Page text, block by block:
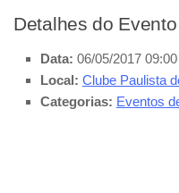
Detalhes do Evento
Data: 06/05/2017 09:00
Local: Clube Paulista
Categorias: Eventos